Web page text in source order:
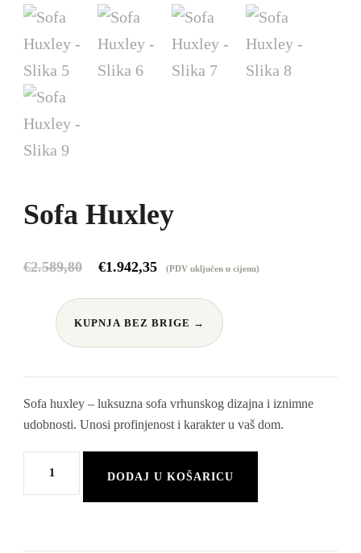
Sofa Huxley
€2.589,80 Izvorna
je:
€1.942,35Trenutna
€1.942,35.
(PDV uključen u cijenu)
KUPNJA BEZ BRIGE →
Sofa huxley – luksuzna sofa vrhunskog dizajna i iznimne
udobnosti. Unosi profinjenost i karakter u vaš dom.
Huxley
DODAJ U KOŠARICU